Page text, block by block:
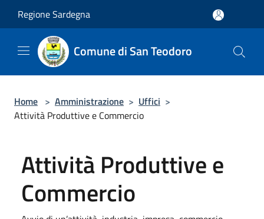
Regione Sardegna
Comune di San Teodoro
Home > Amministrazione > Uffici >
Attività Produttive e Commercio
Attività Produttive e
Commercio